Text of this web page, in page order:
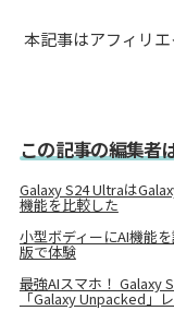
本記事はアフィリ
この記事の編集者
Galaxy S24 Ultraは
機能を比較した
小型ボディーにAI機能
版で体験
最強AIスマホ！ Galaxy
「Galaxy Unpacked」